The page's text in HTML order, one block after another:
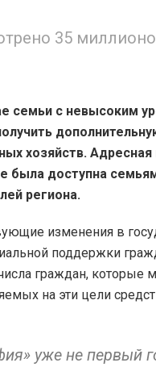
35
семьи с невысоким
хозяйств. Адресная
была доступна
региона.
изменения в
поддержки
граждан, которые
на эти цели
уже не первый